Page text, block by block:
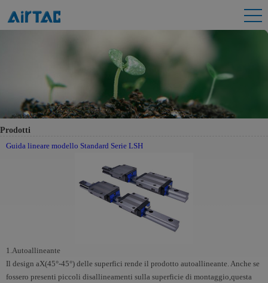
Prodotti
Guida lineare modello Standard Serie LSH
1.Autoallineante
Il design aX(45°-45°) delle superfici rende il prodotto autoallineante. Anche se
fossero presenti piccoli disallineamenti sulla superficie di montaggio,questa